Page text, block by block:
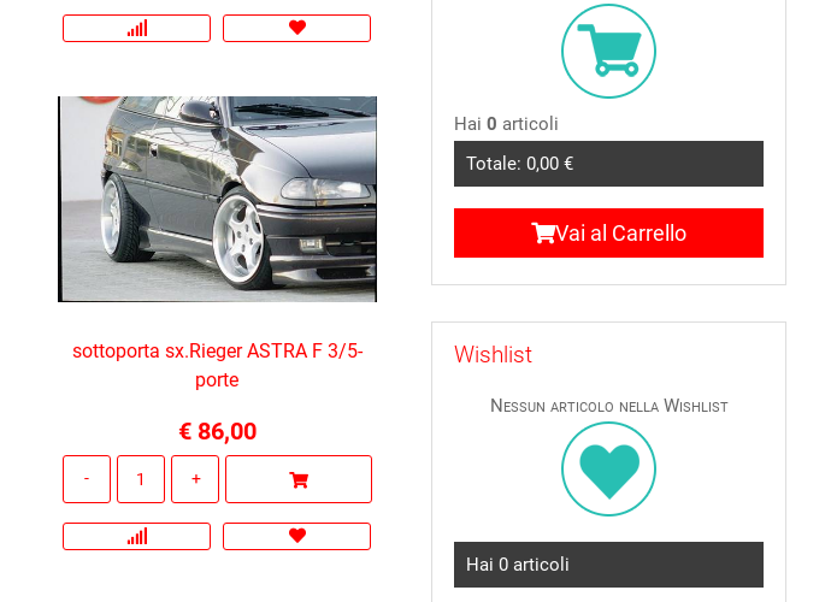
sottoporta sx.Rieger ASTRA F 3/5-
porte
€ 86,00
Hai 0 articoli
Totale: 0,00 €
Vai al Carrello
Wishlist
Nessun articolo nella Wishlist
Hai 0 articoli